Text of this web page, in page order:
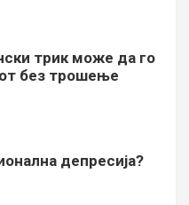
трик може да го
без трошење
депресија?